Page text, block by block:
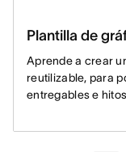
Plantilla de
Aprende a crear
reutilizable, para
entregables e